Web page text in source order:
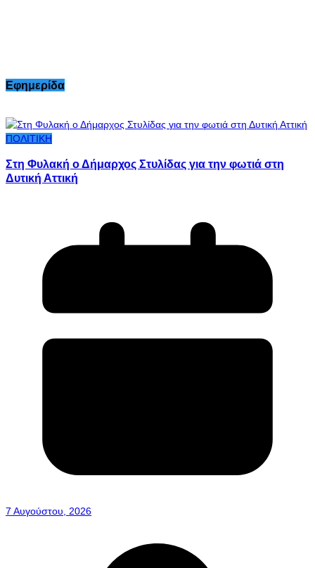
Εφημερίδα
ΠΟΛΙΤΙΚΗ
Στη Φυλακή ο Δήμαρχος Στυλίδας για την φωτιά στη
Δυτική Αττική
7 Αυγούστου, 2026